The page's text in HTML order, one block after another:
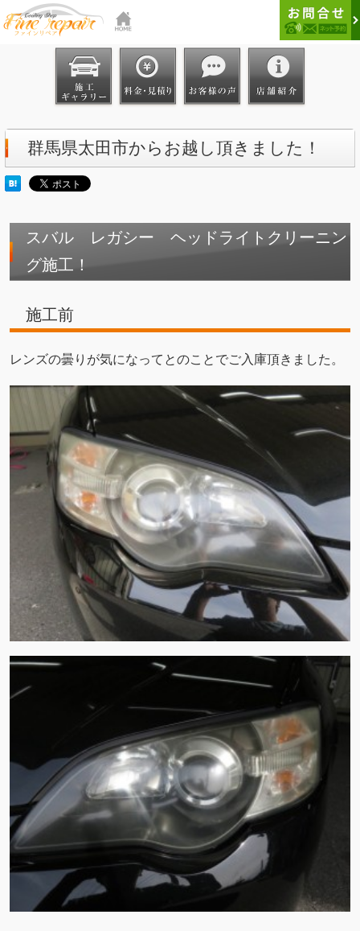
群馬県太田市からお越し頂きました！
スバル レガシー ヘッドライトクリーニン
グ施工！
施工前
レンズの曇りが気になってとのことでご入庫頂きました。